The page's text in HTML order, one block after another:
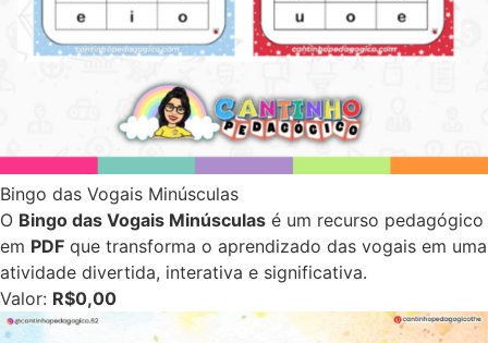
Bingo das Vogais Minúsculas
O Bingo das Vogais Minúsculas é um recurso pedagógico
em PDF que transforma o aprendizado das vogais em uma
atividade divertida, interativa e significativa.
Valor: R$0,00